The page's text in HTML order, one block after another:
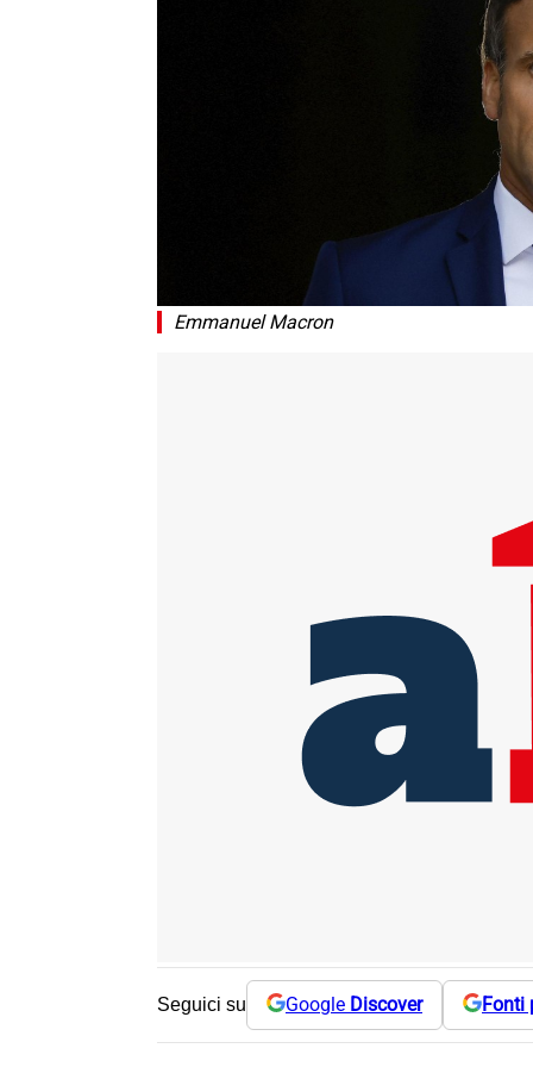
Emmanuel Macron
Seguici su Google Discover Fonti